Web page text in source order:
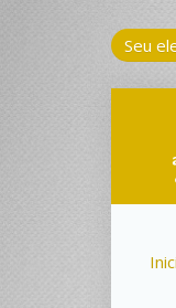
Seu
Inici